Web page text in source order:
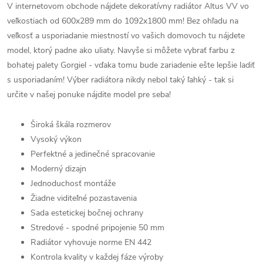
V internetovom obchode nájdete dekoratívny radiátor Altus VV vo
veľkostiach od 600x289 mm do 1092x1800 mm! Bez ohľadu na
veľkosť a usporiadanie miestností vo vašich domovoch tu nájdete
model, ktorý padne ako uliaty. Navyše si môžete vybrať farbu z
bohatej palety Gorgiel - vďaka tomu bude zariadenie ešte lepšie ladiť
s usporiadaním! Výber radiátora nikdy nebol taký ľahký - tak si
určite v našej ponuke nájdite model pre seba!
Široká škála rozmerov
Vysoký výkon
Perfektné a jedinečné spracovanie
Moderný dizajn
Jednoduchosť montáže
Žiadne viditeľné pozastavenia
Sada estetickej bočnej ochrany
Stredové - spodné pripojenie 50 mm
Radiátor vyhovuje norme EN 442
Kontrola kvality v každej fáze výroby